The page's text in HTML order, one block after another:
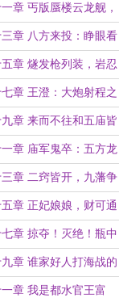
章 丐版蜃楼云龙舰，
章 八方来投：睁眼看
！章 燧发枪列装，岩忍
章 王澄：大炮射程之
求票）
章 来而不往和五庙皆
章 庙军鬼卒：五方龙
章 二窍皆开，九藩争
章 正妃娘娘，财可通
章 掠夺！灭绝！瓶中
息章 谁家好人打海战的
？章 我是都水官王富